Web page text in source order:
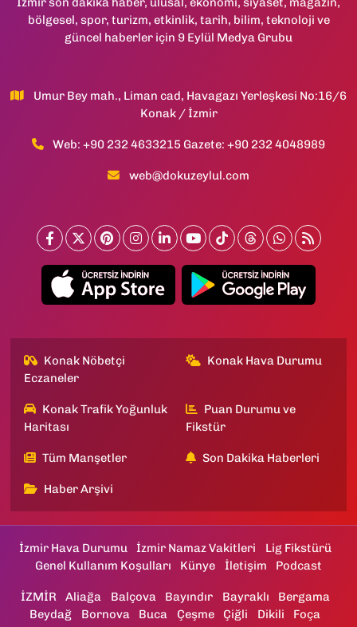
bölgesel, spor, turizm, etkinlik, tarih, bilim, teknoloji ve
güncel haberler için 9 Eylül Medya Grubu
Umur Bey mah., Liman cad, Havagazı Yerleşkesi No:16/6
Konak / İzmir
Web: +90 232 4633215 Gazete: +90 232 4048989
web@dokuzeylul.com
Konak Nöbetçi
Eczaneler
Konak Hava Durumu
Konak Trafik Yoğunluk
Haritası
Puan Durumu ve
Fikstür
Tüm Manşetler Son Dakika Haberleri
Haber Arşivi
İzmir Hava Durumu İzmir Namaz Vakitleri
Lig Fikstürü
Genel Kullanım Koşulları
Künye İletişim Podcast
İZMİR Aliağa Balçova Bayındır Bayraklı
Bergama
Beydağ
Bornova Buca Çeşme Çiğli Dikili
Foça